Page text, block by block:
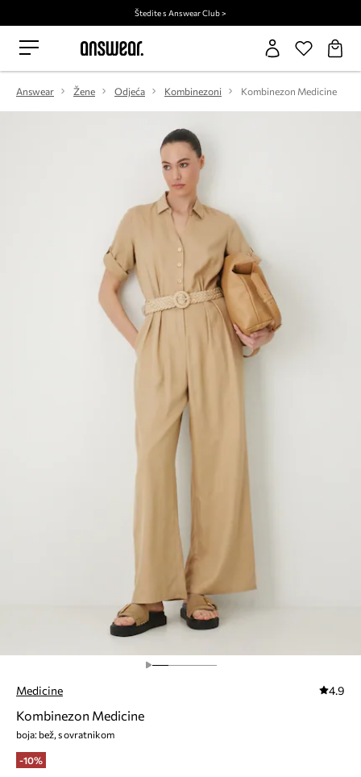
Štedite s Answear Club >
Answear Žene Odjeća Kombinezoni Kombinezon Medicine
Medicine 4.9
Kombinezon Medicine
boja: bež, s ovratnikom
-10%